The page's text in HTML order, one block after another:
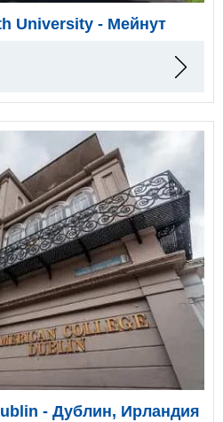
University - Мейнут
- Дублин, Ирландия